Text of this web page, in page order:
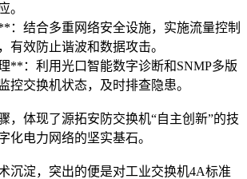
。
：结合多重网络安全设施，实施流量控制
有效防止谐波和数据攻击。
**：利用光口智能数字诊断和SNMP多版
控交换机状态，及时排查隐患。
，体现了源拓安防交换机“自主创新”的技
化电力网络的坚实基石。
沉淀，突出的便是对工业交换机4A标准